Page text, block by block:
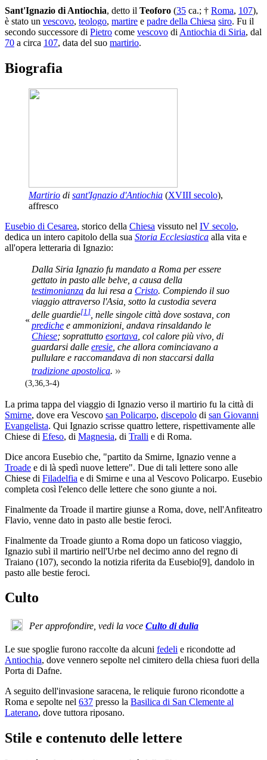
Sant'Ignazio di Antiochia, detto il Teoforo (35 ca.; † Roma, 107),
è stato un vescovo, teologo, martire e padre della Chiesa siro. Fu il
secondo successore di Pietro come vescovo di Antiochia di Siria, dal
70 a circa 107, data del suo martirio.
Biografia
Martirio di sant'Ignazio d'Antiochia (XVIII secolo),
affresco
Eusebio di Cesarea, storico della Chiesa vissuto nel IV secolo,
dedica un intero capitolo della sua Storia Ecclesiastica alla vita e
all'opera letteraria di Ignazio:
«
Dalla Siria Ignazio fu mandato a Roma per essere
gettato in pasto alle belve, a causa della
testimonianza da lui resa a Cristo. Compiendo il suo
viaggio attraverso l'Asia, sotto la custodia severa
delle guardie[1 ] , nelle singole città dove sostava, con
prediche e ammonizioni, andava rinsaldando le
Chiese; soprattutto esortava , col calore più vivo, di
guardarsi dalle eresie , che allora cominciavano a
pullulare e raccomandava di non staccarsi dalla
tradizione apostolica. »
(3,36,3-4)
La prima tappa del viaggio di Ignazio verso il martirio fu la città di
Smirne, dove era Vescovo san Policarpo, discepolo di san Giovanni
Evangelista. Qui Ignazio scrisse quattro lettere, rispettivamente alle
Chiese di Efeso, di Magnesia, di Tralli e di Roma.
Dice ancora Eusebio che, "partito da Smirne, Ignazio venne a
Troade e di là spedì nuove lettere". Due di tali lettere sono alle
Chiese di Filadelfia e di Smirne e una al Vescovo Policarpo. Eusebio
completa così l'elenco delle lettere che sono giunte a noi.
Finalmente da Troade il martire giunse a Roma, dove, nell'Anfiteatro
Flavio, venne dato in pasto alle bestie feroci.
Finalmente da Troade giunto a Roma dopo un faticoso viaggio,
Ignazio subì il martirio nell'Urbe nel decimo anno del regno di
Traiano (107), secondo la notizia riferita da Eusebio[9], dandolo in
pasto alle bestie feroci.
Culto
Per approfondire, vedi la voce Culto di dulia
Le sue spoglie furono raccolte da alcuni fedeli e ricondotte ad
Antiochia, dove vennero sepolte nel cimitero della chiesa fuori della
Porta di Dafne.
A seguito dell'invasione saracena, le reliquie furono ricondotte a
Roma e sepolte nel 637 presso la Basilica di San Clemente al
Laterano, dove tuttora riposano.
Stile e contenuto delle lettere